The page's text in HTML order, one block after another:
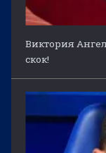
Виктория
скок!